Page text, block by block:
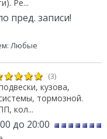
Ре...
пред. записи!
Любые
(3)
кузова,
тормозной.
кол...
до 20:00